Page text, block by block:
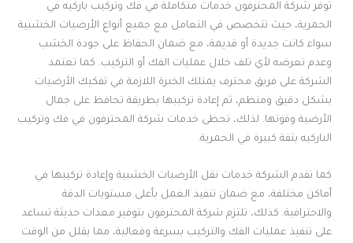
توفر شركة المحترفون خدمات متكاملة في فك وتركيب باركيه في
الحمرية، حيث تتخصص في التعامل مع جميع أنواع الأرضيات الخشبية
سواء كانت جديدة أو قديمة، مع ضمان الحفاظ على جودة الخشب
وعدم تعرضه لأي تلف خلال عمليات الفك أو التركيب. كما تعتمد
الشركة على فريق محترف يمتلك الخبرة اللازمة في تفكيك الأرضيات
بشكل دقيق ومنظم، ثم إعادة تركيبها بطريقة تحافظ على جمال
الأرضية وقوتها. لذلك، تحظى خدمات شركة المحترفون في فك وتركيب
الباركيه بثقة كبيرة في الحمرية.
كما تقدم الشركة خدمات نقل الأرضيات الخشبية وإعادة تركيبها في
أماكن مختلفة، مع ضمان تنفيذ العمل بأعلى مستويات الدقة
والاحترافية. كذلك، تلتزم شركة المحترفون بتوفير معدات حديثة تساعد
على تنفيذ عمليات الفك والتركيب بسرعة وفعالية، مما يقلل من الوقت